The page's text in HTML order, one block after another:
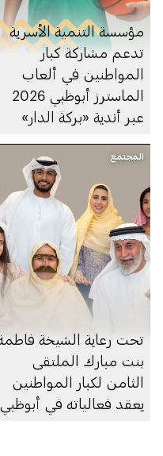
مؤسسة التنمية الأسرية
تدعم مشاركة كبار
المواطنين في ألعاب
الماسترز أبوظبي 2026
عبر أندية «بركة الدار»
المجتمع
تحت رعاية الشيخة فاطمة
بنت مبارك الملتقى
الثامن لكبار المواطنين
يعقد فعالياته في أبوظبي